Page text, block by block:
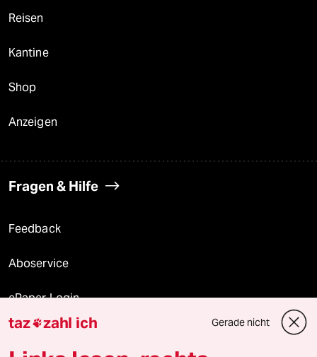
Reisen
Kantine
Shop
Anzeigen
Fragen & Hilfe
Feedback
Aboservice
ePaper Login
Downloads für Abonnierende
taz zahl ich Gerade nicht